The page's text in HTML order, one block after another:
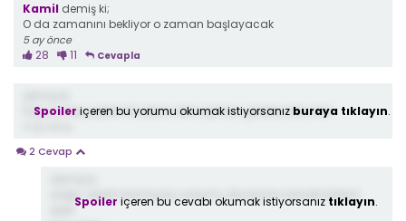
Kamil demiş ki;
O da zamanını bekliyor o zaman başlayacak
5 ay önce
28 11 Cevapla
Paşa yanlış yaptın Bi abinin elini öpmen gerekiyordu kral
Spoiler içeren bu yorumu okumak istiyorsanız buraya tıklayın.
2 Cevap
doğru dedin kral inş bu yorumu okurda bi sonraki bölüm
Spoiler içeren bu cevabı okumak istiyorsanız tıklayın.